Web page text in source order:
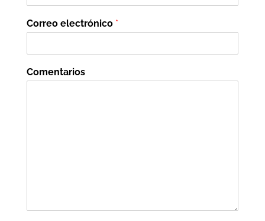
Correo electrónico *
Comentarios